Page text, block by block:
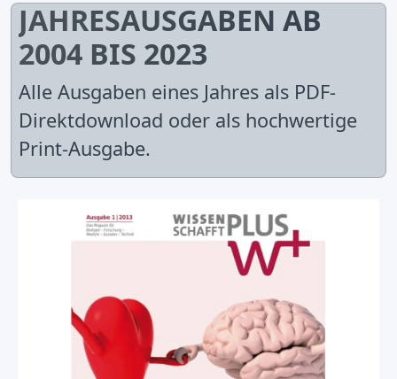
JAHRESAUSGABEN AB
2004 BIS 2023
Alle Ausgaben eines Jahres als PDF-
Direktdownload oder als hochwertige
Print-Ausgabe.